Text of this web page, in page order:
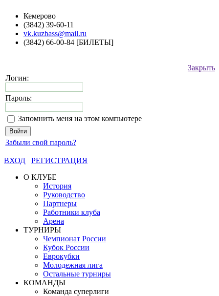
Кемерово
(3842) 39-60-11
vk.kuzbass@mail.ru
(3842) 66-00-84 [БИЛЕТЫ]
Закрыть
Логин:
Пароль:
Запомнить меня на этом компьютере
Забыли свой пароль?
ВХОД
РЕГИСТРАЦИЯ
О КЛУБЕ
История
Руководство
Партнеры
Работники клуба
Арена
ТУРНИРЫ
Чемпионат России
Кубок России
Еврокубки
Молодежная лига
Остальные турниры
КОМАНДЫ
Команда суперлиги